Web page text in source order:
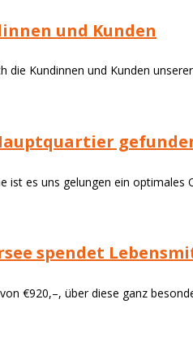
und Kunden
die Kundinnen und Kunden
ist es uns gelungen ein
spendet
€920,–, über diese ganz